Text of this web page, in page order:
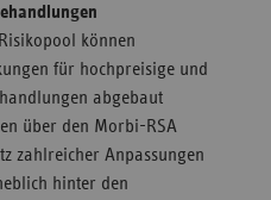
können
für hochpreisige und
abgebaut
über den Morbi-RSA
zahlreicher Anpassungen
hinter den